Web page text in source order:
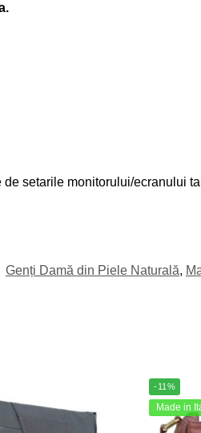
setarile monitorului/ecranului
Genți Damă din Piele Naturală,
-11%
Made in